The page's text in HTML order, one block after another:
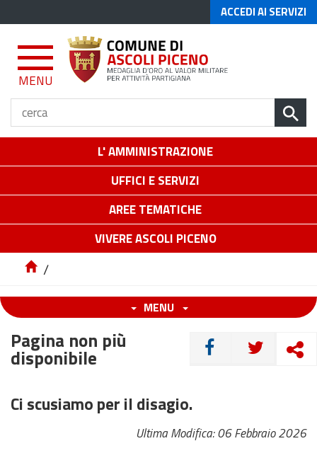
ACCEDI AI SERVIZI
MENU
L' AMMINISTRAZIONE
UFFICI E SERVIZI
AREE TEMATICHE
VIVERE ASCOLI PICENO
/
MENU
CONDIVIDI
Pagina non più
disponibile
Ci scusiamo per il disagio.
Ultima Modifica: 06 Febbraio 2026